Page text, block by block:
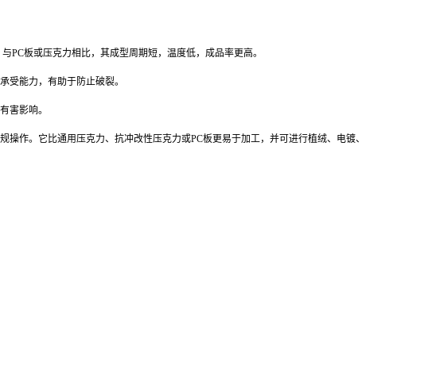
PC板或压克力相比，其成型周期短，温度低，成品率更高。
受能力，有助于防止破裂。
害影响。
作。它比通用压克力、抗冲改性压克力或PC板更易于加工，并可进行植绒、电镀、